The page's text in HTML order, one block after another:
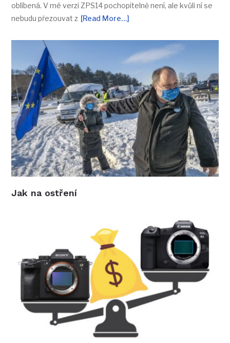
oblíbená. V mé verzi ZPS14 pochopitelně není, ale kvůli ní se
nebudu přezouvat z [Read More…]
Jak na ostření